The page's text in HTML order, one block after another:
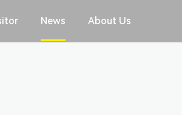
News About Us